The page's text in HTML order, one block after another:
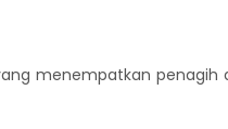
menempatkan